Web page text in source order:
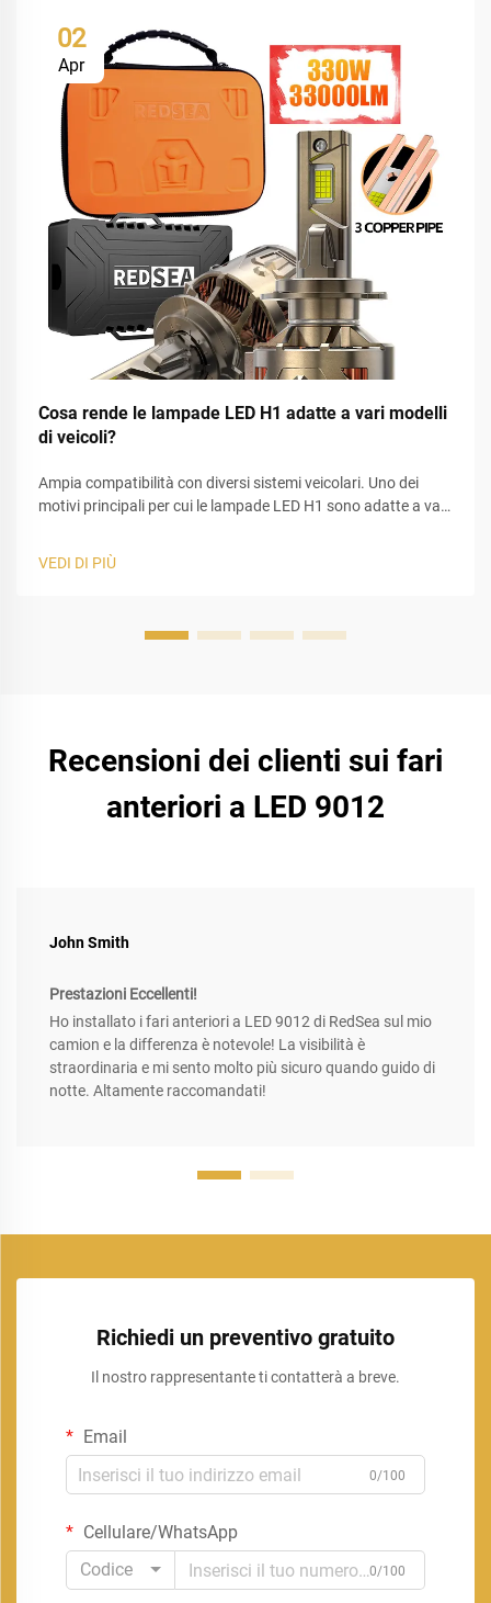
02
Apr
Cosa rende le lampade LED H1 adatte a vari modelli
di veicoli?
Ampia compatibilità con diversi sistemi veicolari. Uno dei
motivi principali per cui le lampade LED H1 sono adatte a vari
portalampada. Nelle pratiche sostituzioni di illuminazione
VEDI DI PIÙ
Recensioni dei clienti sui fari
anteriori a LED 9012
John Smith
Prestazioni Eccellenti!
Ho installato i fari anteriori a LED 9012 di RedSea sul mio
camion e la differenza è notevole! La visibilità è
straordinaria e mi sento molto più sicuro quando guido di
notte. Altamente raccomandati!
Richiedi un preventivo gratuito
Il nostro rappresentante ti contatterà a breve.
Email
0/100
Cellulare/WhatsApp
Codice
0/100